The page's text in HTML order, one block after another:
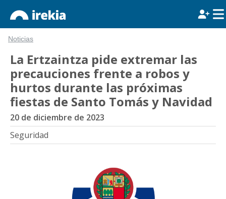
Noticias
La Ertzaintza pide extremar las
precauciones frente a robos y
hurtos durante las próximas
fiestas de Santo Tomás y Navidad
20 de diciembre de 2023
Seguridad